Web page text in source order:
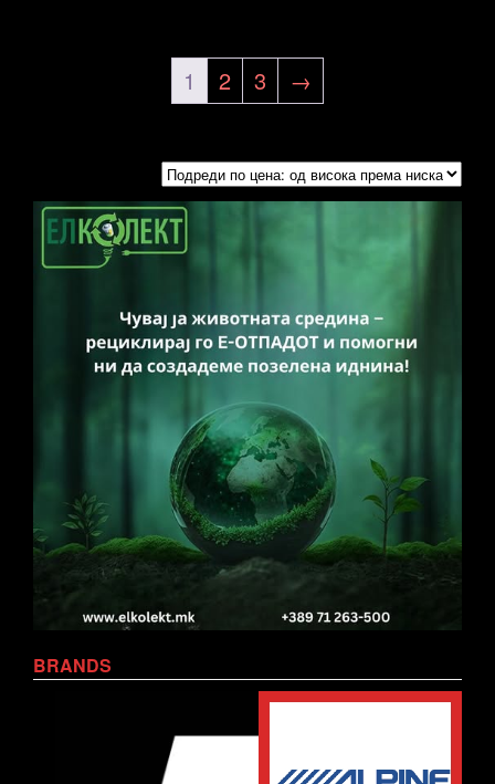
1 2 3 →
BRANDS